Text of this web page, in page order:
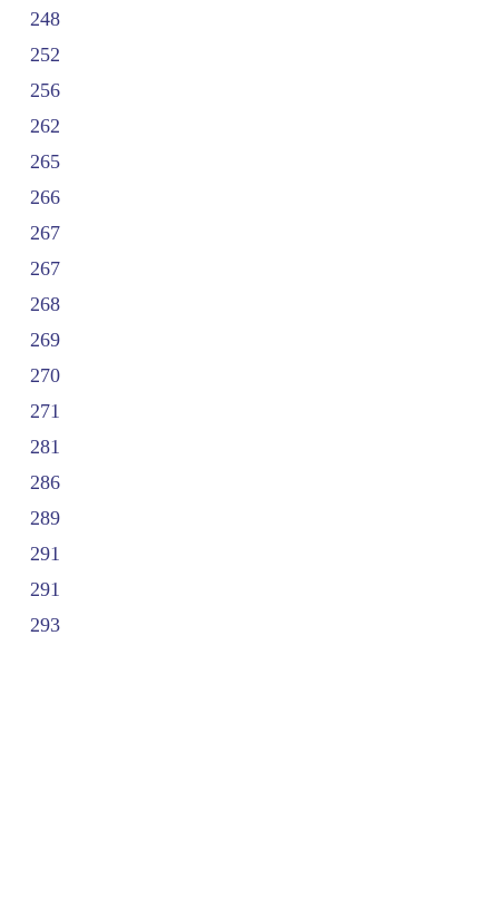
248
252
256
262
265
266
267
267
268
269
270
271
281
286
289
291
291
293